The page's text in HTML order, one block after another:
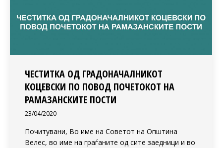
ЧЕСТИТКА ОД ГРАДОНАЧАЛНИКОТ
КОЦЕВСКИ ПО ПОВОД ПОЧЕТОКОТ НА
РАМАЗАНСКИТЕ ПОСТИ
23/04/2020
Почитувани, Во име на Советот на Општина
Велес, во име на граѓаните од сите заедници и во